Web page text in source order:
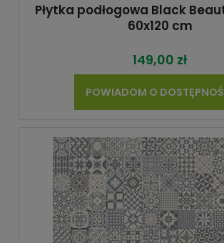
Płytka podłogowa Black
60x120 cm
149,00 zł
POWIADOM O